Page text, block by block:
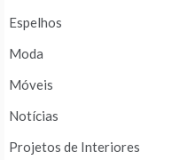
Espelhos
Moda
Móveis
Notícias
Projetos de Interiores